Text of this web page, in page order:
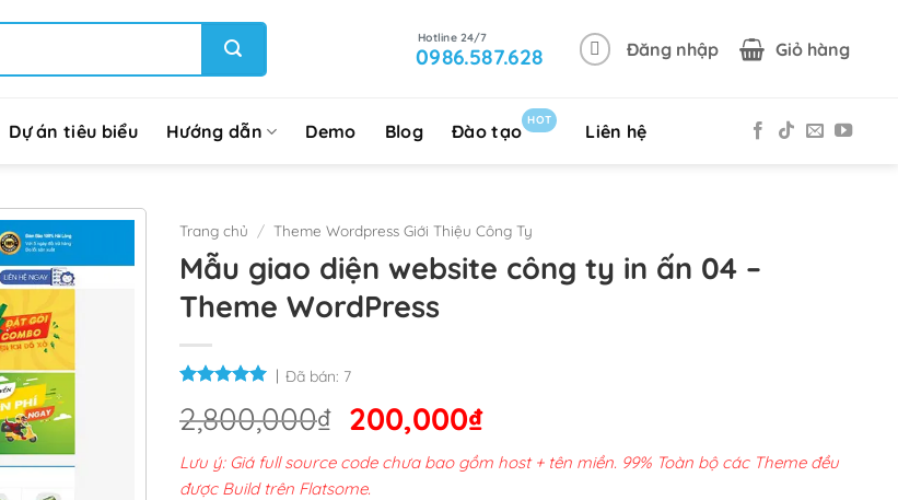
0986.587.628 Đăng nhập Giỏ hàng
Dự án tiêu biểu Hướng dẫn Demo Blog Đào tạo
HOT
Liên hệ
Trang chủ / Theme Wordpress Giới Thiệu Công Ty
Mẫu giao diện website công ty in ấn 04 –
Theme WordPress
Đã bán: 7
2,800,000₫ Giá
gốc
là:
200,000₫Giá
hiện
tại
Lưu ý: Giá full source code chưa bao gồm host + tên miền. 99% Toàn bộ các Theme đều
được Build trên Flatsome.